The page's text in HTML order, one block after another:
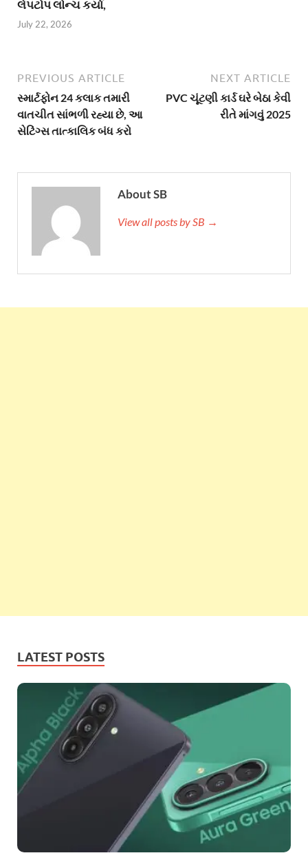
લેપટોપ લોન્ચ કર્યા,
July 22, 2026
PREVIOUS ARTICLE
સ્માર્ટફોન 24 કલાક તમારી
વાતચીત સાંભળી રહ્યા છે, આ
સેટિંગ્સ તાત્કાલિક બંધ કરો
NEXT ARTICLE
PVC ચૂંટણી કાર્ડ ઘરે બેઠા કેવી
રીતે માંગવું 2025
About SB
View all posts by SB →
LATEST POSTS